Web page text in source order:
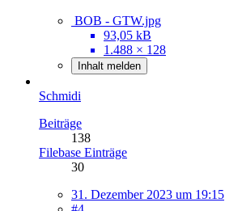
BOB - GTW.jpg
93,05 kB
1.488 × 128
Inhalt melden
Schmidi
Beiträge
138
Filebase Einträge
30
31. Dezember 2023 um 19:15